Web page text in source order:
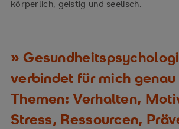
körperlich, geistig und seelisch.
verbindet für mich
Themen: Verhalten,
Stress, Ressourcen,